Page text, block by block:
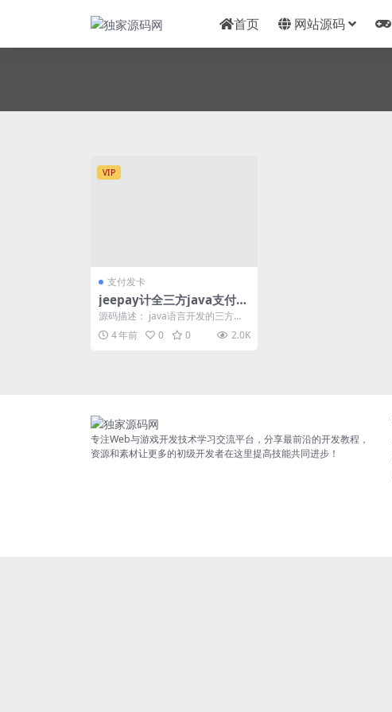
首页 网站源码
VIP
支付发卡
jeepay计全三方java支付系
统/前后端完整源码/支持分
账模式/带完整教程
源码描述： java语言开发的三方支
付系统，内带activemq消息中间
件，支持...
4 年前 0 0 2.0K
专注Web与游戏开发技术学习交流平台，分享最前沿的开发教程，
资源和素材让更多的初级开发者在这里提高技能共同进步！